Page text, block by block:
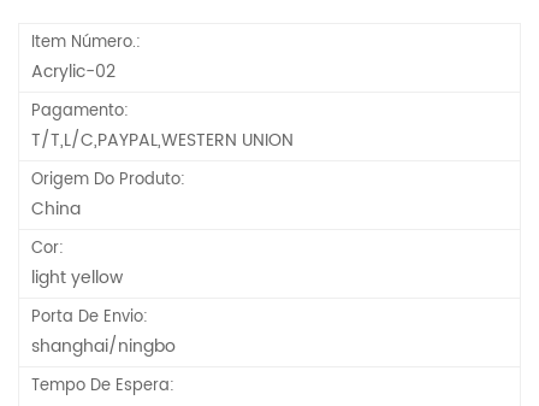
Item Número.:
Acrylic-02
Pagamento:
T/T,L/C,PAYPAL,WESTERN UNION
Origem Do Produto:
China
Cor:
light yellow
Porta De Envio:
shanghai/ningbo
Tempo De Espera: